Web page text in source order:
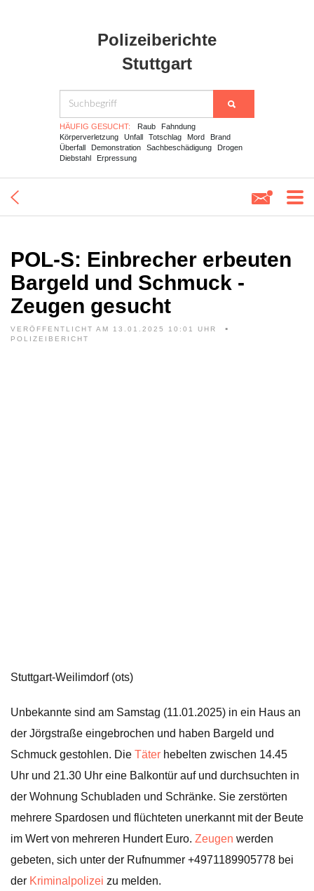
Polizeiberichte
Stuttgart
HÄUFIG GESUCHT: Raub
Fahndung
Körperverletzung
Unfall Totschlag Mord
Brand
Überfall
Demonstration Sachbeschädigung
Drogen
Diebstahl
Erpressung
POL-S: Einbrecher erbeuten
Bargeld und Schmuck -
Zeugen gesucht
VERÖFFENTLICHT AM 13.01.2025 10:01 UHR
POLIZEIBERICHT
Stuttgart-Weilimdorf (ots)
Unbekannte sind am Samstag (11.01.2025) in ein Haus an
der Jörgstraße eingebrochen und haben Bargeld und
Schmuck gestohlen. Die Täter hebelten zwischen 14.45
Uhr und 21.30 Uhr eine Balkontür auf und durchsuchten in
der Wohnung Schubladen und Schränke. Sie zerstörten
mehrere Spardosen und flüchteten unerkannt mit der Beute
im Wert von mehreren Hundert Euro. Zeugen werden
gebeten, sich unter der Rufnummer +4971189905778 bei
der Kriminalpolizei zu melden.